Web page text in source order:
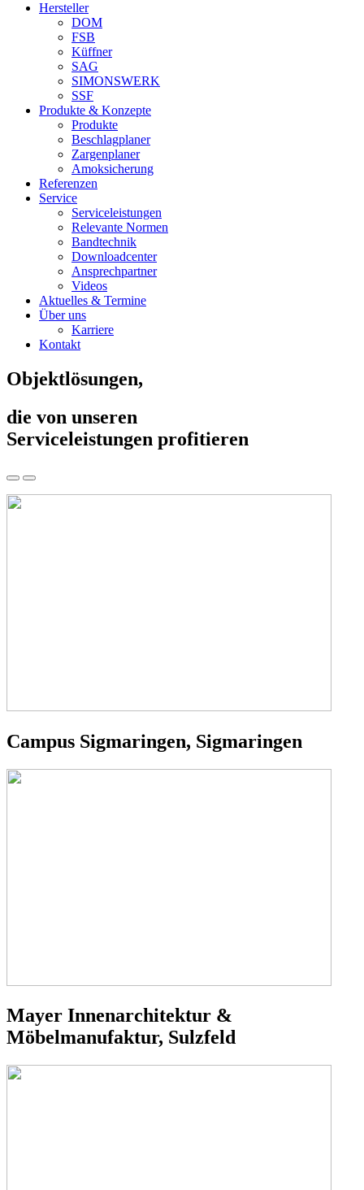
Hersteller
DOM
FSB
Küffner
SAG
SIMONSWERK
SSF
Produkte & Konzepte
Produkte
Beschlagplaner
Zargenplaner
Amoksicherung
Referenzen
Service
Serviceleistungen
Relevante Normen
Bandtechnik
Downloadcenter
Ansprechpartner
Videos
Aktuelles & Termine
Über uns
Karriere
Kontakt
Objektlösungen,
die von unseren
Serviceleistungen profitieren
Campus Sigmaringen, Sigmaringen
Mayer Innenarchitektur &
Möbelmanufaktur, Sulzfeld